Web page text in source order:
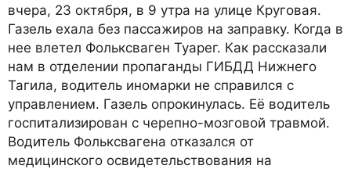
вчера, 23 октября, в 9 утра на улице Круговая.
Газель ехала без пассажиров на заправку. Когда в
нее влетел Фольксваген Туарег. Как рассказали
нам в отделении пропаганды ГИБДД Нижнего
Тагила, водитель иномарки не справился с
управлением. Газель опрокинулась. Её водитель
госпитализирован с черепно-мозговой травмой.
Водитель Фольксвагена отказался от
медицинского освидетельствования на